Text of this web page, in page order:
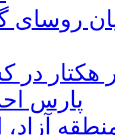
روسای
هکتار
پارس